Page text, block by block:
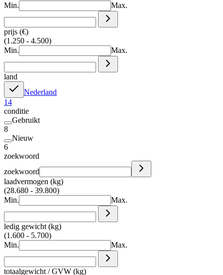
Min.
Max.
prijs (€)
(1.250 - 4.500)
Min.
Max.
land
Nederland
14
conditie
Gebruikt
8
Nieuw
6
zoekwoord
zoekwoord
laadvermogen (kg)
(28.680 - 39.800)
Min.
Max.
ledig gewicht (kg)
(1.600 - 5.700)
Min.
Max.
totaalgewicht / GVW (kg)